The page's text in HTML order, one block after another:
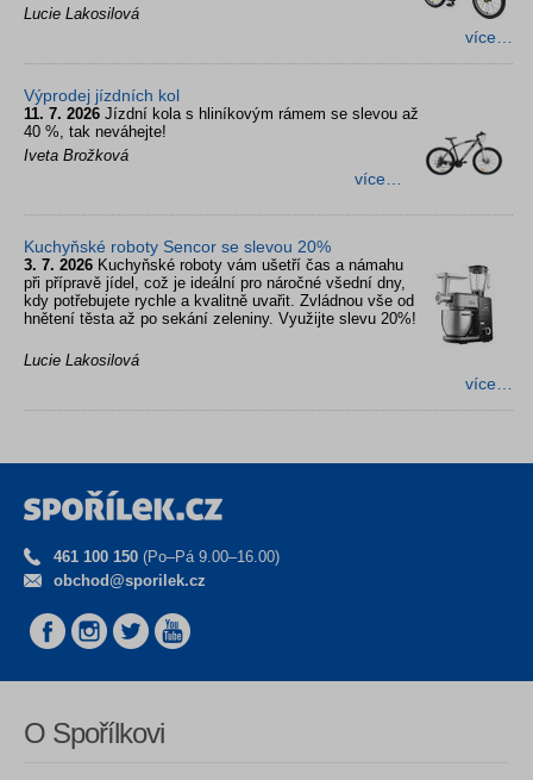
Lucie Lakosilová
více…
Výprodej jízdních kol
11. 7. 2026 Jízdní kola s hliníkovým rámem se slevou až
40 %, tak neváhejte!
Iveta Brožková
více…
Kuchyňské roboty Sencor se slevou 20%
3. 7. 2026 Kuchyňské roboty vám ušetří čas a námahu
při přípravě jídel, což je ideální pro náročné všední dny,
kdy potřebujete rychle a kvalitně uvařit. Zvládnou vše od
hnětení těsta až po sekání zeleniny. Využijte slevu 20%!
Lucie Lakosilová
více…
461 100 150 (Po–Pá 9.00–16.00)
obchod@sporilek.cz
O Spořílkovi